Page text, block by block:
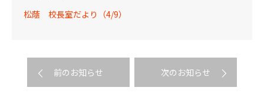
松蔭 校長室だより（4/9）
前のお知らせ 次のお知らせ